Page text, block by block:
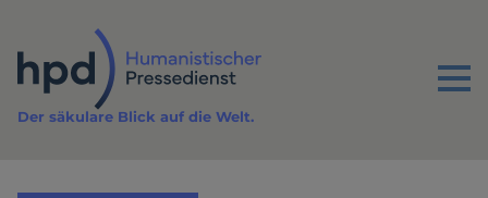
Inhalt
Menu
Der säkulare Blick auf die Welt.